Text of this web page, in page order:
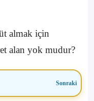
almak için
alan yok mudur?